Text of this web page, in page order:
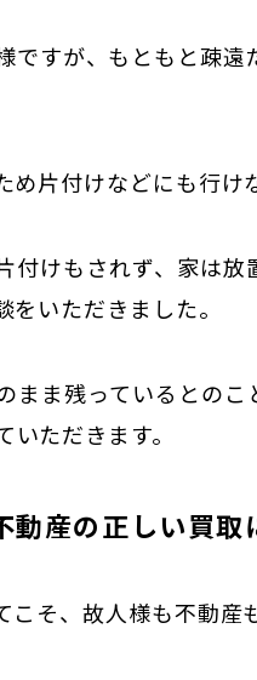
ですが、もともと疎
片付けなどにも行け
付けもされず、家は放
いただきました。
まま残っているとのこ
ただきます。
産の正しい買取
そ、故人様も不動産